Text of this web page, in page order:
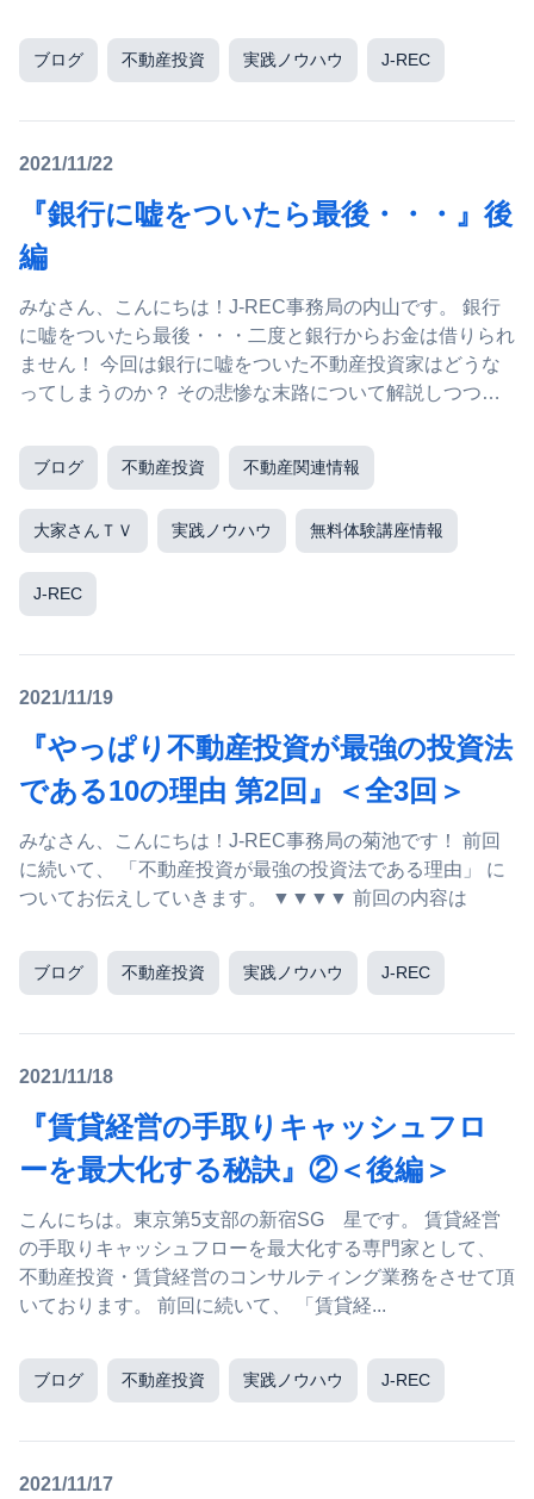
ブログ 不動産投資 実践ノウハウ J-REC
2021/11/22
『銀行に嘘をついたら最後・・・』後
編
みなさん、こんにちは！J-REC事務局の内山です。 銀行
に嘘をついたら最後・・・二度と銀行からお金は借りられ
ません！ 今回は銀行に嘘をついた不動産投資家はどうな
ってしまうのか？ その悲惨な末路について解説しつつ、
ブログ 不動産投資 不動産関連情報
大家さんＴＶ 実践ノウハウ 無料体験講座情報
J-REC
2021/11/19
『やっぱり不動産投資が最強の投資法
である10の理由 第2回』＜全3回＞
みなさん、こんにちは！J-REC事務局の菊池です！ 前回
に続いて、 「不動産投資が最強の投資法である理由」 に
ついてお伝えしていきます。 ▼▼▼▼ 前回の内容は
ブログ 不動産投資 実践ノウハウ J-REC
2021/11/18
『賃貸経営の手取りキャッシュフロ
ーを最大化する秘訣』②＜後編＞
こんにちは。東京第5支部の新宿SG 星です。 賃貸経営
の手取りキャッシュフローを最大化する専門家として、
不動産投資・賃貸経営のコンサルティング業務をさせて頂
いております。 前回に続いて、 「賃貸経...
ブログ 不動産投資 実践ノウハウ J-REC
2021/11/17